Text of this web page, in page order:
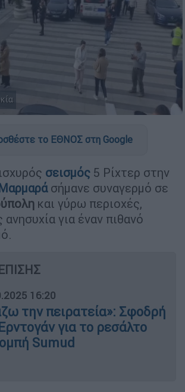
το ΕΘΝΟΣ στη Google
σεισμός 5 Ρίχτερ στην
σήμανε συναγερμό σε
και γύρω περιοχές,
για έναν πιθανό
16:20
την πειρατεία»: Σφοδρή
για το ρεσάλτο
Sumud